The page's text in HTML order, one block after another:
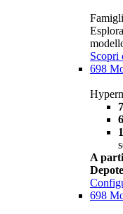
Scopri
698
A
698